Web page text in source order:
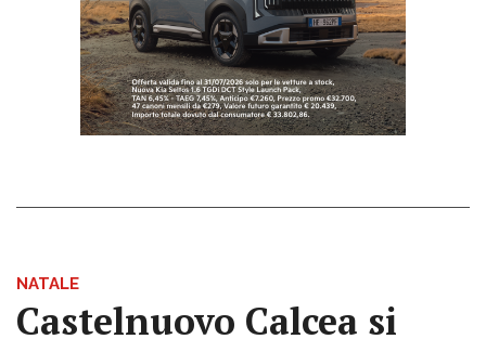
NATALE
Castelnuovo Calcea si